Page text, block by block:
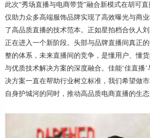
此次“秀场直播与电商带货”融合新模式在胡可
仅助力众多高端服饰品牌实现了高效曝光与商
了高品质直播的技术范本。正如星拍档合伙人
正在进入一个新阶段。头部与品牌直播间真正
整的体系，未来直播间的竞争，是懂用户、懂货
与优质技术解决方案的深度融合。佳能‘佳直播’
决方案一直在帮助行业树立标准，我们希望做
自身护城河的同时，推动高品质电商直播的生